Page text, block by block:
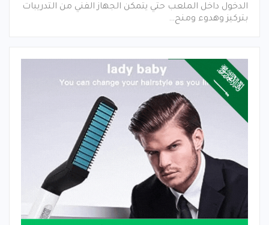
الدخول داخل الملعب حتي يتمكن الجهاز الفني من التدريبات
بتركيز وهدوء ومنح…